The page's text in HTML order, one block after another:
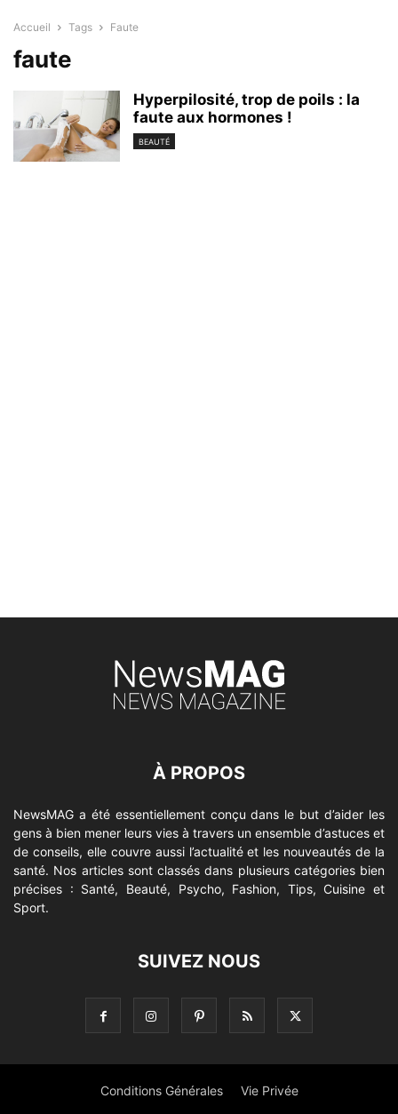
Accueil Tags Faute
faute
Hyperpilosité, trop de poils : la
faute aux hormones !
BEAUTÉ
À PROPOS
NewsMAG a été essentiellement conçu dans le but d’aider les
gens à bien mener leurs vies à travers un ensemble d’astuces et
de conseils, elle couvre aussi l’actualité et les nouveautés de la
santé. Nos articles sont classés dans plusieurs catégories bien
précises : Santé, Beauté, Psycho, Fashion, Tips, Cuisine et
Sport.
SUIVEZ NOUS
Conditions Générales Vie Privée